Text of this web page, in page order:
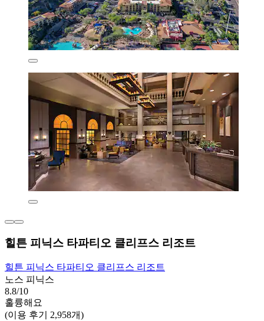
힐튼 피닉스 타파티오 클리프스 리조트
힐튼 피닉스 타파티오 클리프스 리조트
노스 피닉스
8.8/10
훌륭해요
(이용 후기 2,958개)